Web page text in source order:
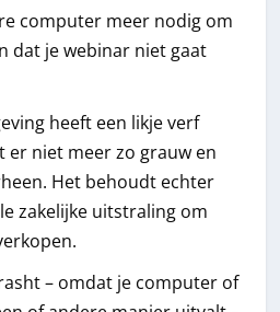
computer meer nodig om
dat je webinar niet gaat
heeft een likje verf
er niet meer zo grauw en
Het behoudt echter
zakelijke uitstraling om
– omdat je computer of